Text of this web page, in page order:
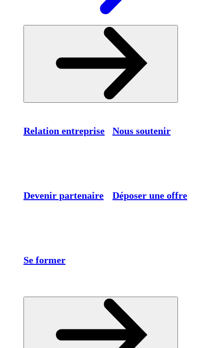
Relation entreprise Nous soutenir
Devenir partenaire Déposer une offre
Se former